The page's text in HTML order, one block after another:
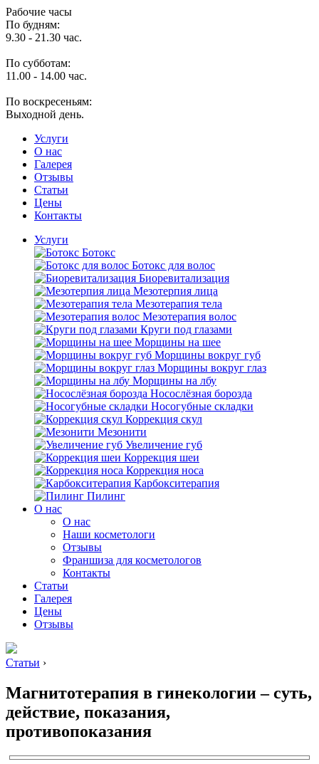
Рабочие часы
По будням:
9.30 - 21.30 час.
По субботам:
11.00 - 14.00 час.
По воскресеньям:
Выходной день.
Услуги
O нас
Галерея
Отзывы
Статьи
Цены
Контакты
Услуги
Ботокс
Ботокс для волос
Биоревитализация
Мезотерпия лица
Мезотерапия тела
Мезотерапия волос
Круги под глазами
Морщины на шее
Морщины вокруг губ
Морщины вокруг глаз
Морщины на лбу
Носослёзная борозда
Носогубные складки
Коррекция скул
Мезонити
Увеличение губ
Коррекция шеи
Коррекция носа
Карбокситерапия
Пилинг
O нас
O нас
Наши косметологи
Отзывы
Франшиза для косметологов
Контакты
Статьи
Галерея
Цены
Отзывы
Статьи ›
Магнитотерапия в гинекологии – суть,
действие, показания,
противопоказания